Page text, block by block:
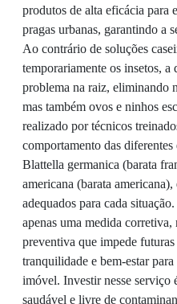
produtos de alta eficácia para
pragas urbanas, garantindo a
Ao contrário de soluções
temporariamente os insetos,
problema na raiz, eliminando
mas também ovos e ninhos
realizado por técnicos
comportamento das diferentes
Blattella germanica (barata
americana (barata
adequados para cada
apenas uma medida corretiva,
preventiva que impede
tranquilidade e bem-estar
imóvel. Investir nesse serviço
saudável e livre de